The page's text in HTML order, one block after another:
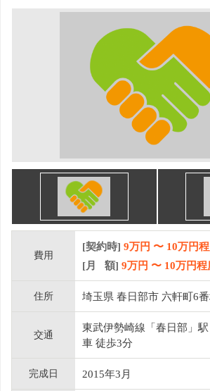
費用
[契約時] 9万円 〜 10万円
[月 額] 9万円 〜 10万円程
住所 埼玉県 春日部市 六軒町6
交通
東武伊勢崎線「春日部」
車 徒歩3分
完成日 2015年3月